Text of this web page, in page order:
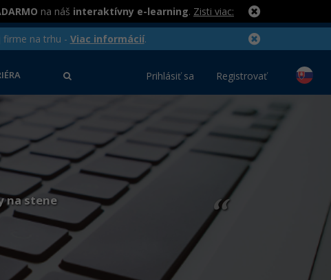
na náš interaktívny e-learning. Zisti viac:
firme na trhu - Viac informácií.
Prihlásiť sa Registrovať
“
na stene